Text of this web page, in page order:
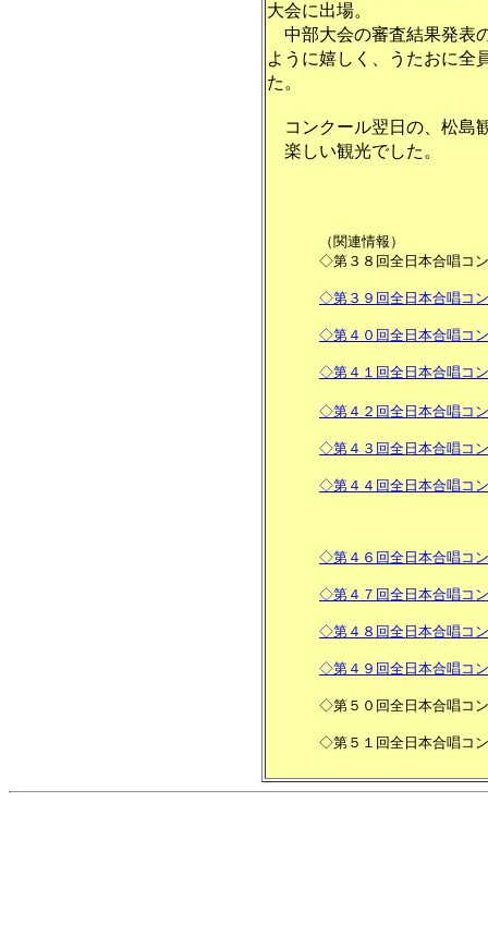
大会に出場。
中部大会の審査結果発表
ように嬉しく、うたおに全
た。
コンクール翌日の、松島
楽しい観光でした。
（関連情報）
◇第３８回全日本合唱コ
◇第３９回全日本合唱コ
◇第４０回全日本合唱コ
◇第４１回全日本合唱コ
◇第４２回全日本合唱コ
◇第４３回全日本合唱コ
◇第４４回全日本合唱コ
◇第４６回全日本合唱コ
◇第４７回全日本合唱コ
◇第４８回全日本合唱コ
◇第４９回全日本合唱コ
◇第５０回全日本合唱コ
◇第５１回全日本合唱コ